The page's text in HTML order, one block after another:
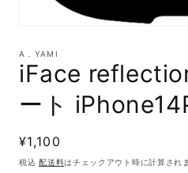
ダ
メ
ア
(1)
A．YAMI
iFace
ート
通
常
¥1,100
税込配送料はチェックアウト時に計算され